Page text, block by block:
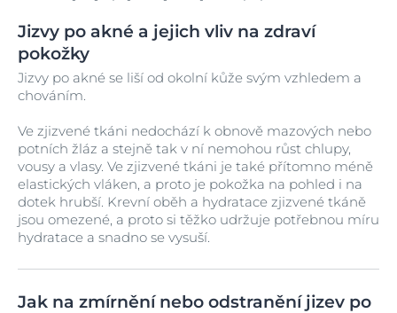
Jizvy po akné a jejich vliv na zdraví
pokožky
Jizvy po akné se liší od okolní kůže svým vzhledem a
chováním.
Ve zjizvené tkáni nedochází k obnově mazových nebo
potních žláz a stejně tak v ní nemohou růst chlupy,
vousy a vlasy. Ve zjizvené tkáni je také přítomno méně
elastických vláken, a proto je pokožka na pohled i na
dotek hrubší. Krevní oběh a hydratace zjizvené tkáně
jsou omezené, a proto si těžko udržuje potřebnou míru
hydratace a snadno se vysuší.
Jak na zmírnění nebo odstranění jizev po